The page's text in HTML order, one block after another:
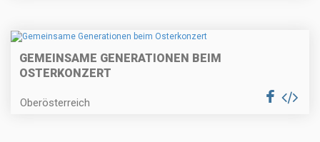
GEMEINSAME GENERATIONEN BEIM
OSTERKONZERT
Oberösterreich